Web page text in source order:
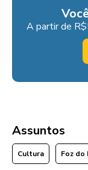
A partir de
Assuntos
Cultura Foz do